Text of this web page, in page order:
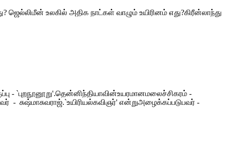
ஜெல்லிமீன் உலகில் அதிக நாட்கள் வாழும் உயிரினம் எது?கிரீன்லாந்து
- `புறநூனூறு'.தென்னிந்தியாவின்உயரமானமலைச்சிகரம் -
சுஷ்மாசுவராஜ்.`உயிரியல்கவிஞர்' என்றுஅழைக்கப்படுபவர் -